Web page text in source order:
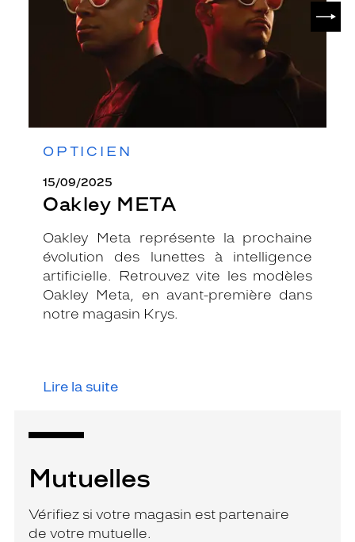
OPTICIEN
15/09/2025
Oakley META
Oakley Meta représente la prochaine
évolution des lunettes à intelligence
artificielle. Retrouvez vite les modèles
Oakley Meta, en avant-première dans
notre magasin Krys.
Lire la suite
Mutuelles
Vérifiez si votre magasin est partenaire
de votre mutuelle.